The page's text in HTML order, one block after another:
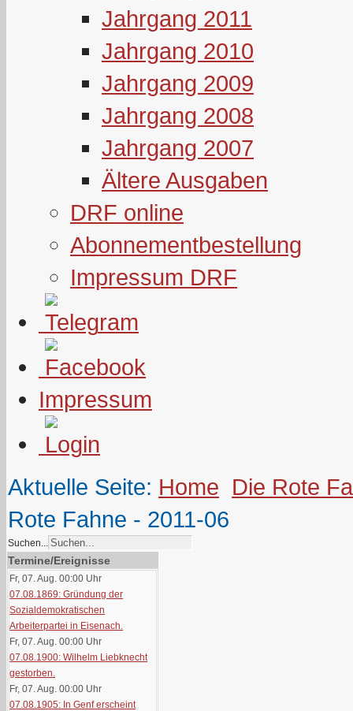
Jahrgang 2011
Jahrgang 2010
Jahrgang 2009
Jahrgang 2008
Jahrgang 2007
Ältere Ausgaben
DRF online
Abonnementbestellung
Impressum DRF
Impressum
Aktuelle Seite: Home Die Rote
Rote Fahne - 2011-06
Suchen...
Termine/Ereignisse
Fr, 07. Aug. 00:00 Uhr
07.08.1869: Gründung der
Sozialdemokratischen
Arbeiterpartei in Eisenach.
Fr, 07. Aug. 00:00 Uhr
07.08.1900: Wilhelm Liebknecht
gestorben.
Fr, 07. Aug. 00:00 Uhr
07.08.1905: In Genf erscheint